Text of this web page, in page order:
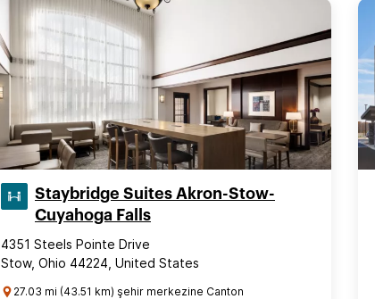
Staybridge Suites Akron-Stow-
Cuyahoga Falls
4351 Steels Pointe Drive
Stow, Ohio 44224, United States
27.03 mi (43.51 km) şehir merkezine Canton